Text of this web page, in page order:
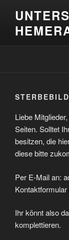
Inhalt
springen
Liebe
Seiten. Solltet
besitzen, die
diese bitte
Per E-Mail an:
Ihr könnt also
komplettieren.